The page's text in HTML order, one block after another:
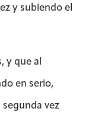
y subiendo el
y que al
en serio,
vez